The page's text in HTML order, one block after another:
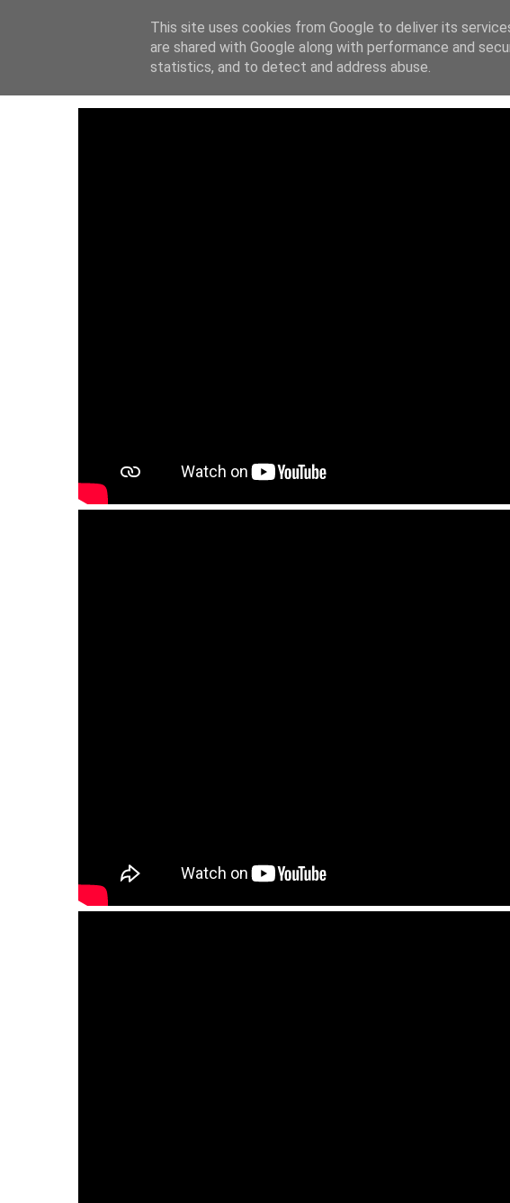
ΑΡΧΙΚΗ ΙΔΡΥΤΙΚΗ ΔΙΑΚΗΡΥΞΗ
This site uses cookies from Google to deliver its
are shared with Google along with performance and
statistics, and to detect and address abuse.